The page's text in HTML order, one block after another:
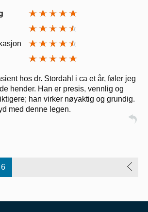
hos dr. Stordahl i ca et år, føler jeg
hender. Han er presis, vennlig og
han virker nøyaktig og grundig.
med denne legen.
6